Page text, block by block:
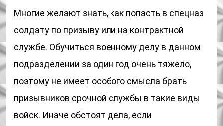
Многие желают знать, как попасть в спецназ
солдату по призыву или на контрактной
службе. Обучиться военному делу в данном
подразделении за один год очень тяжело,
поэтому не имеет особого смысла брать
призывников срочной службы в такие виды
войск. Иначе обстоят дела, если